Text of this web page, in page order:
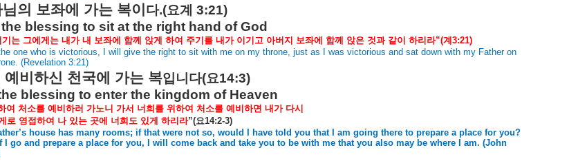
의 보좌에 가는 복이 다.(요계 3:21)
blessing to sit at the right hand of God
기는 그에게는 내가 내 보좌에 함께 앉게 하여 주기를 내가 이기고 아버지 보좌에 함께 앉은 것과 같이 하리라”(계 3:21)
one who is victorious, I will give the right to sit with me on my throne, just as I was victorious and sat down with my Father on
(Revelation 3:21)
예비하신 천국에 가는 복입니다(요14:3)
blessing to enter the kingdom of Heaven
여 처소를 예비하러 가노니 가서 너희를 위하여 처소를 예비하면 내가 다시
로 영접하여 나 있는 곳에 너희도 있게 하리라”(요14:2-3)
house has many rooms; if that were not so, would I have told you that I am going there to prepare a place for you?
I go and prepare a place for you, I will come back and take you to be with me that you also may be where I am. (John